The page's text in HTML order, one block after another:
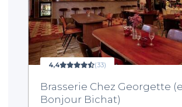
4,4 (33)
Brasserie Chez Georgette
Bonjour Bichat)